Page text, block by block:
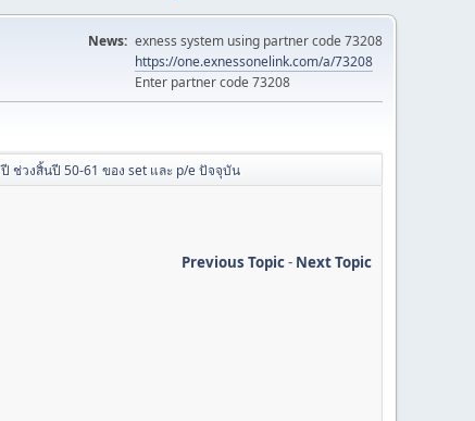
News: exness system using partner code 73208
https://one.exnessonelink.com/a/73208
Enter partner code 73208
ช่วงสิ้นปี 50-61 ของ set และ p/e ปัจจุบัน
Previous Topic- Next Topic